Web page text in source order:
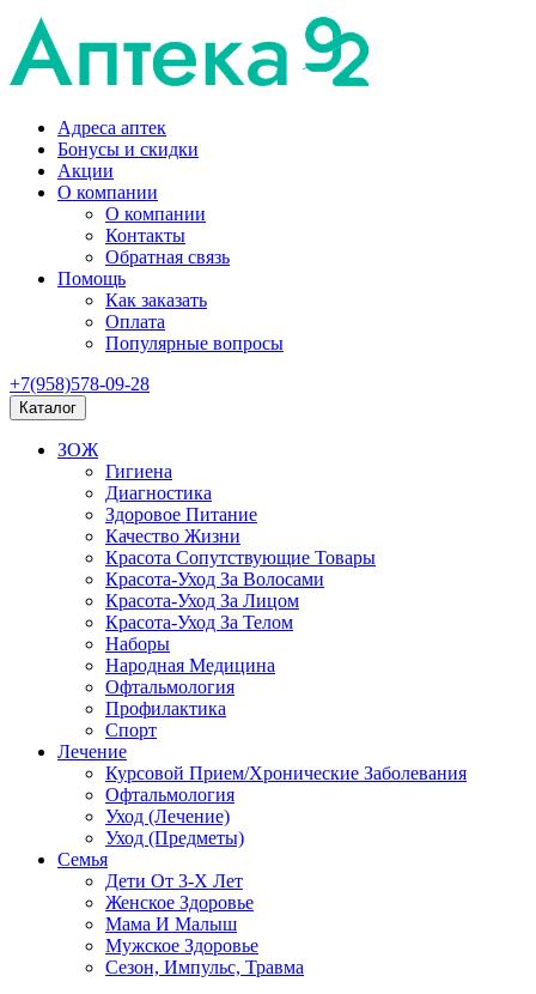
Адреса аптек
Бонусы и скидки
Акции
О компании
О компании
Контакты
Обратная связь
Помощь
Как заказать
Оплата
Популярные вопросы
+7(958)578-09-28
Каталог
ЗОЖ
Гигиена
Диагностика
Здоровое Питание
Качество Жизни
Красота Сопутствующие Товары
Красота-Уход За Волосами
Красота-Уход За Лицом
Красота-Уход За Телом
Наборы
Народная Медицина
Офтальмология
Профилактика
Спорт
Лечение
Курсовой Прием/Хронические Заболевания
Офтальмология
Уход (Лечение)
Уход (Предметы)
Семья
Дети От 3-Х Лет
Женское Здоровье
Мама И Малыш
Мужское Здоровье
Сезон, Импульс, Травма